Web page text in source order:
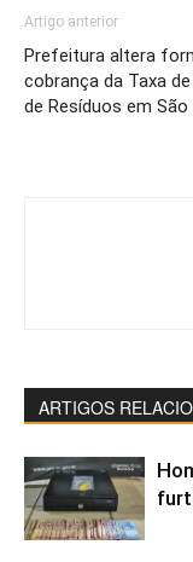
Artigo anterior
Prefeitura altera
cobrança da Taxa
de Resíduos em
ARTIGOS